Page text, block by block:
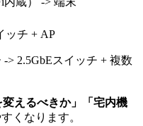
ッチ + AP
> 2.5GbEスイッチ + 複数
変えるべきか」「宅内機
くなります。